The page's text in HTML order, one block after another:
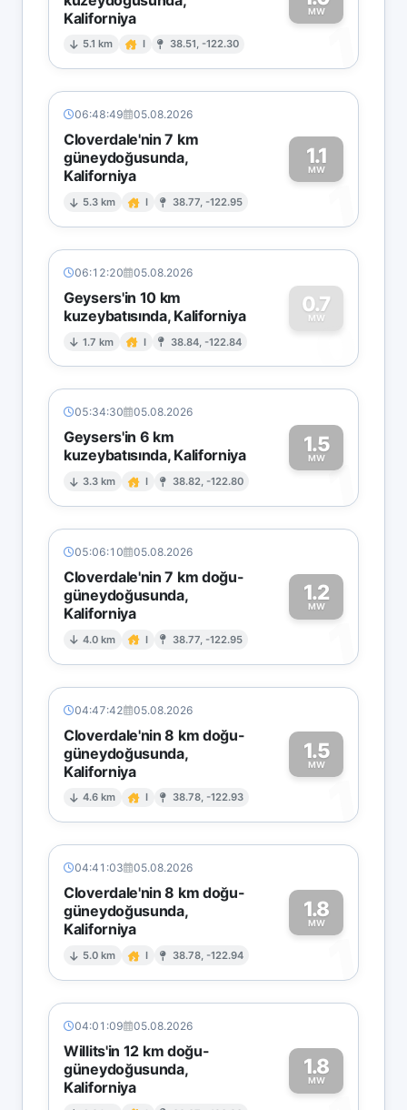
Kaliforniya
5.1 km I 38.51, -122.30
MW
1
06:48:49 05.08.2026
Cloverdale'nin 7 km
güneydoğusunda,
Kaliforniya
5.3 km I 38.77, -122.95
1.1
MW
1
06:12:20 05.08.2026
Geysers'in 10 km
kuzeybatısında, Kaliforniya
1.7 km I 38.84, -122.84
0.7
MW
0
05:34:30 05.08.2026
Geysers'in 6 km
kuzeybatısında, Kaliforniya
3.3 km I 38.82, -122.80
1.5
MW1
05:06:10 05.08.2026
Cloverdale'nin 7 km doğu-
güneydoğusunda,
Kaliforniya
4.0 km I 38.77, -122.95
1.2
MW
1
04:47:42 05.08.2026
Cloverdale'nin 8 km doğu-
güneydoğusunda,
Kaliforniya
4.6 km I 38.78, -122.93
1.5
MW
1
04:41:03 05.08.2026
Cloverdale'nin 8 km doğu-
güneydoğusunda,
Kaliforniya
5.0 km I 38.78, -122.94
1.8
MW
1
04:01:09 05.08.2026
Willits'in 12 km doğu-
güneydoğusunda,
Kaliforniya
1.8
MW